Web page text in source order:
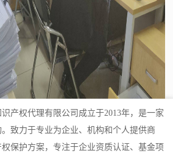
产权代理有限公司成立于2013年，是一家
致力于专业为企业、机构和个人提供商
保护方案，专注于企业资质认证、基金项